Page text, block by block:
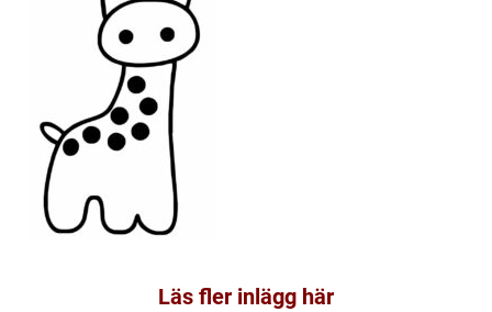
Läs fler inlägg här